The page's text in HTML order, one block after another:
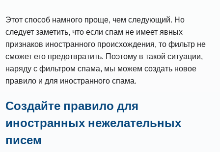
Этот способ намного проще, чем следующий. Но
следует заметить, что если спам не имеет явных
признаков иностранного происхождения, то фильтр не
сможет его предотвратить. Поэтому в такой ситуации,
наряду с фильтром спама, мы можем создать новое
правило и для иностранного спама.
Создайте правило для
иностранных нежелательных
писем